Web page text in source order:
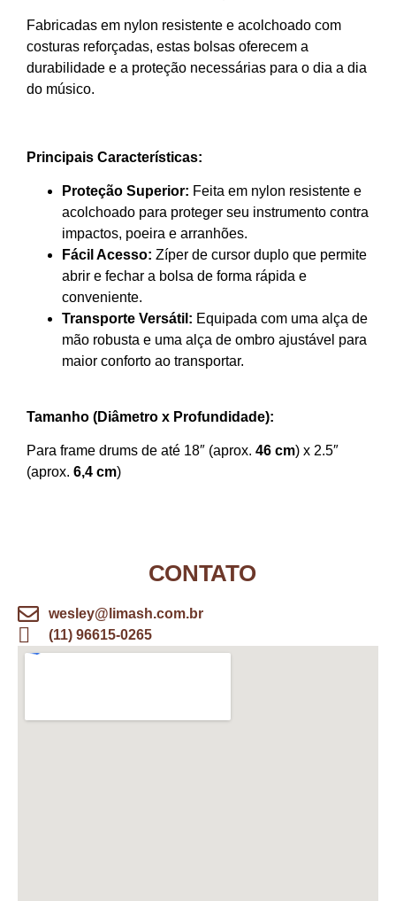
Fabricadas em nylon resistente e acolchoado com
costuras reforçadas, estas bolsas oferecem a
durabilidade e a proteção necessárias para o dia a dia
do músico.
Principais Características:
Proteção Superior: Feita em nylon resistente e
acolchoado para proteger seu instrumento contra
impactos, poeira e arranhões.
Fácil Acesso: Zíper de cursor duplo que permite
abrir e fechar a bolsa de forma rápida e
conveniente.
Transporte Versátil: Equipada com uma alça de
mão robusta e uma alça de ombro ajustável para
maior conforto ao transportar.
Tamanho (Diâmetro x Profundidade):
Para frame drums de até 18″ (aprox. 46 cm) x 2.5″
(aprox. 6,4 cm)
CONTATO
wesley@limash.com.br
(11) 96615-0265